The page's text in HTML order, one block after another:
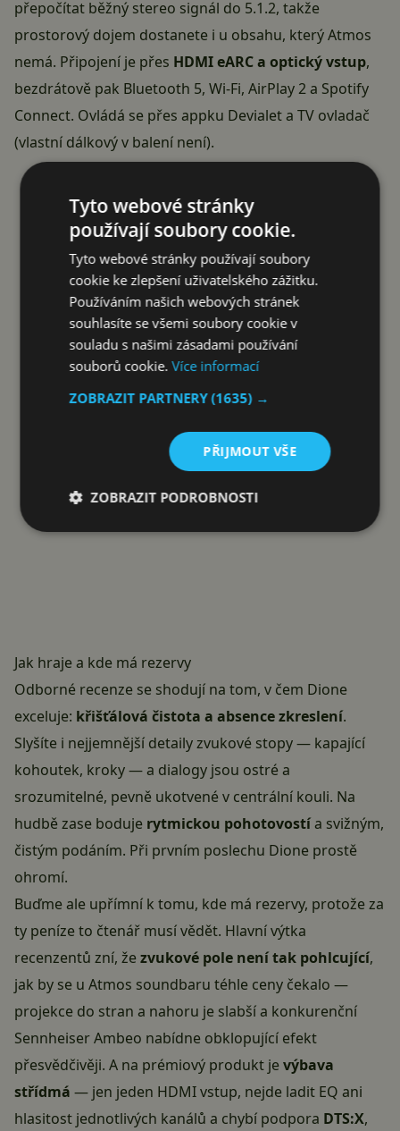
přepočítat běžný stereo signál do 5.1.2, takže
prostorový dojem dostanete i u obsahu, který Atmos
nemá. Připojení je přes HDMI eARC a optický vstup,
bezdrátově pak Bluetooth 5, Wi-Fi, AirPlay 2 a Spotify
Connect. Ovládá se přes appku Devialet a TV ovladač
(vlastní dálkový v balení není).
KOUPIT ZA 39 992 KČ
Reklama
Jak hraje a kde má rezervy
Odborné recenze se shodují na tom, v čem Dione
exceluje: křišťálová čistota a absence zkreslení.
Slyšíte i nejjemnější detaily zvukové stopy — kapající
kohoutek, kroky — a dialogy jsou ostré a
srozumitelné, pevně ukotvené v centrální kouli. Na
hudbě zase boduje rytmickou pohotovostía svižným,
čistým podáním. Při prvním poslechu Dione prostě
ohromí.
Buďme ale upřímní k tomu, kde má rezervy, protože za
ty peníze to čtenář musí vědět. Hlavní výtka
recenzentů zní, žezvukové pole není tak pohlcující,
jak by se u Atmos soundbaru téhle ceny čekalo —
projekce do stran a nahoru je slabší a konkurenční
Sennheiser Ambeo nabídne obklopující efekt
přesvědčivěji. A na prémiový produkt jevýbava
střídmá — jen jeden HDMI vstup, nejde ladit EQ ani
hlasitost jednotlivých kanálů a chybí podpora DTS:X,
Tyto webové stránky
používají soubory cookie.
Tyto webové stránky používají soubory
cookie ke zlepšení uživatelského zážitku.
Používáním našich webových stránek
souhlasíte se všemi soubory cookie v
souladu s našimi zásadami používání
souborů cookie.Více informací
ZOBRAZIT PARTNERY(1635) →
PŘIJMOUT VŠE
ZOBRAZIT PODROBNOSTI